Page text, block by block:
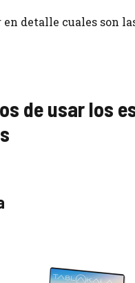
en detalle cuales son
de usar los